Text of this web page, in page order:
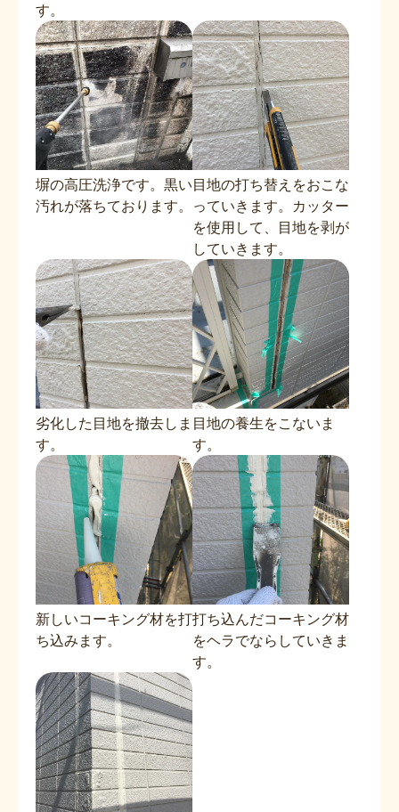
す。
塀の高圧洗浄です。黒い
汚れが落ちております。
目地の打ち替えをおこな
っていきます。カッター
を使用して、目地を剥が
していきます。
劣化した目地を撤去しま
す。
目地の養生をこないま
す。
新しいコーキング材を打
ち込みます。
打ち込んだコーキング材
をヘラでならしていきま
す。